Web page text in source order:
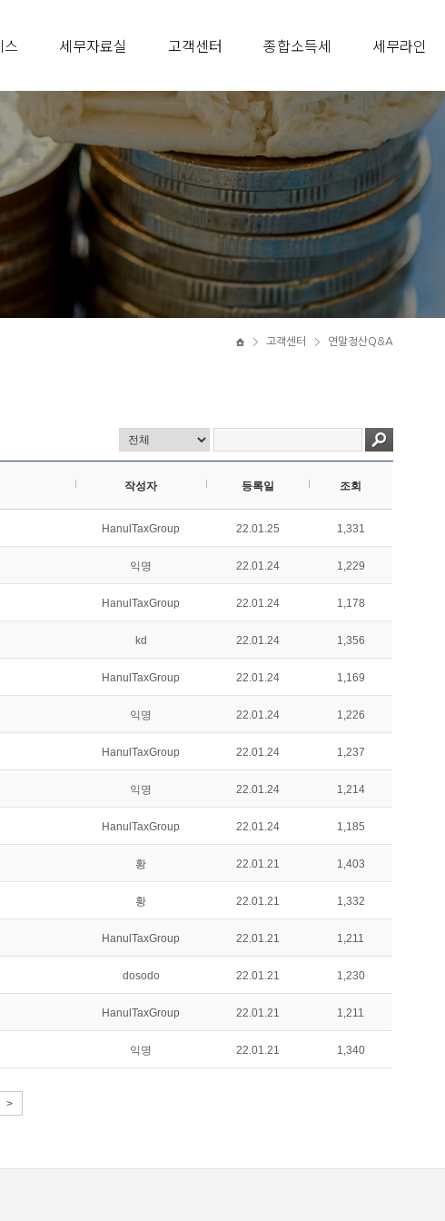
스 세무자료실 고객센터 종합소득세 세무라인
고객센터 연말정산Q&A
작성자 등록일 조회
HanulTaxGroup 22.01.25 1,331
익명 22.01.24 1,229
HanulTaxGroup 22.01.24 1,178
kd 22.01.24 1,356
HanulTaxGroup 22.01.24 1,169
익명 22.01.24 1,226
HanulTaxGroup 22.01.24 1,237
익명 22.01.24 1,214
HanulTaxGroup 22.01.24 1,185
황 22.01.21 1,403
황 22.01.21 1,332
HanulTaxGroup 22.01.21 1,211
dosodo 22.01.21 1,230
HanulTaxGroup 22.01.21 1,211
익명 22.01.21 1,340
>